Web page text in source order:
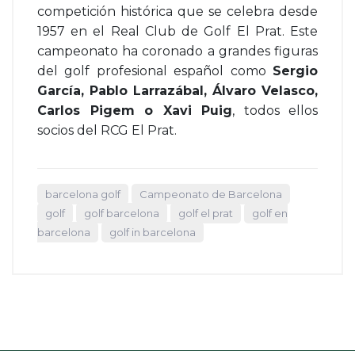
competición histórica que se celebra desde
1957 en el Real Club de Golf El Prat. Este
campeonato ha coronado a grandes figuras
del golf profesional español como Sergio
García, Pablo Larrazábal, Álvaro Velasco,
Carlos Pigem o Xavi Puig, todos ellos
socios del RCG El Prat.
barcelona golf
Campeonato de Barcelona
golf
golf barcelona golf el prat
golf en
barcelona
golf in barcelona